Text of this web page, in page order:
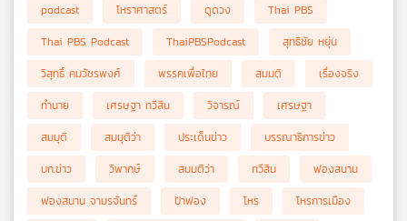
podcast
โหราศาสตร์ ดูดวง
Thai PBS
Thai PBS Podcast
ThaiPBSPodcast
สุทธิชัย หยุ่น
วิสุทธิ์ คมวัชรพงศ์
พรรคเพื่อไทย สมมติ
เรื่องจริง
ทำนาย
เศรษฐา ทวีสิน วิจารณ์
เศรษฐา
สมมุติ
สมมุติว่า ประเด็นข่าว
บรรณาธิการข่าว
บก.ข่าว
วิพากษ์ สมมติว่า ทวีสิน
ฟองสนาน
ฟองสนาน จามรจันทร์
ป้าฟอง โหร
โหรการเมือง